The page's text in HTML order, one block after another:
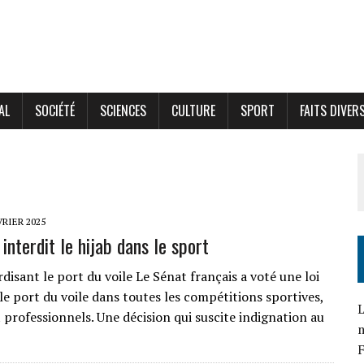
SOCIÉTÉ SCIENCES CULTURE SPORT FAITS
2025
interdit le hijab dans le sport
le port du voile Le Sénat français a voté une loi
port du voile dans toutes les compétitions sportives,
Une décision qui suscite indignation au